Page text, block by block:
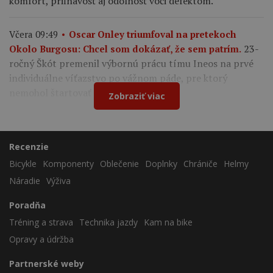
Včera 09:49
Oscar Onley triumfoval na pretekoch
Okolo Burgosu: Chcel som dokázať, že sem patrím. 23-
ročný Škót premenil výbornú prácu tímu Ineos na prvé
individuálne víťazstvo po vážnom páde, pre ktorý
nemohol štartovať na Tour de France.
Zobraziť viac
Recenzie
Bicykle
Komponenty Oblečenie Doplnky Chrániče
Helmy
Náradie Výživa
Poradňa
Tréning a strava
Technika jazdy
Kam na bike
Opravy a údržba
Partnerské weby